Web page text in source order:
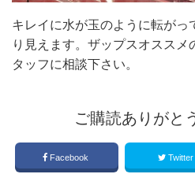
キレイに水が玉のように転がっ
り見えます。ザップスオススメ
タッフに相談下さい。
ご購読ありがと
Facebook Twitter